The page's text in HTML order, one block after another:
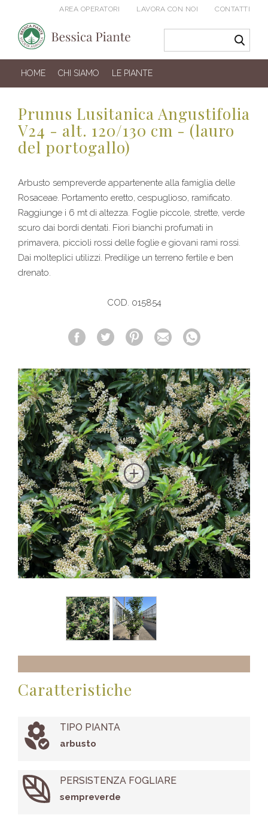
AREA OPERATORI LAVORA CON NOI CONTATTI
HOME CHI SIAMO LE PIANTE
Prunus Lusitanica Angustifolia
V24 - alt. 120/130 cm - (lauro
del portogallo)
Arbusto sempreverde appartenente alla famiglia delle
Rosaceae. Portamento eretto, cespuglioso, ramificato.
Raggiunge i 6 mt di altezza. Foglie piccole, strette, verde
scuro dai bordi dentati. Fiori bianchi profumati in
primavera, piccioli rossi delle foglie e giovani rami rossi.
Dai molteplici utilizzi. Predilige un terreno fertile e ben
drenato.
COD. 015854
Caratteristiche
TIPO PIANTA
arbusto
PERSISTENZA FOGLIARE
sempreverde